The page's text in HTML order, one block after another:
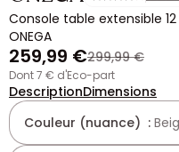
Console table extensible
ONEGA
259,99 €299,99 €
dont 7 € d'Eco-part
DescriptionDimensions
Couleur (nuance) :